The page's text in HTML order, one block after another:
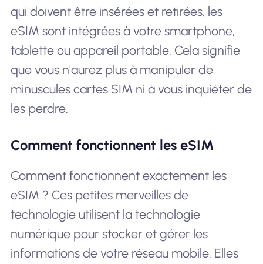
qui doivent être insérées et retirées, les
eSIM sont intégrées à votre smartphone,
tablette ou appareil portable. Cela signifie
que vous n'aurez plus à manipuler de
minuscules cartes SIM ni à vous inquiéter de
les perdre.
Comment fonctionnent les eSIM
Comment fonctionnent exactement les
eSIM ? Ces petites merveilles de
technologie utilisent la technologie
numérique pour stocker et gérer les
informations de votre réseau mobile. Elles